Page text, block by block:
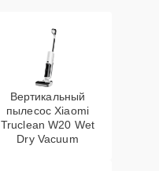
Вертикальный
пылесос Xiaomi
Truclean W20 Wet
Dry Vacuum